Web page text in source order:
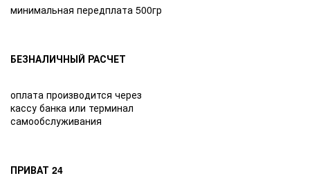
минимальная передплата 500гр
БЕЗНАЛИЧНЫЙ РАСЧЕТ
оплата производится через
кассу банка или терминал
самообслуживания
ПРИВАТ 24